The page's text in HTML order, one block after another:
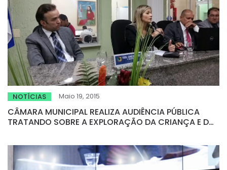
NOTÍCIAS Maio 19, 2015
CÂMARA MUNICIPAL REALIZA AUDIÊNCIA PÚBLICA
TRATANDO SOBRE A EXPLORAÇÃO DA CRIANÇA E DO